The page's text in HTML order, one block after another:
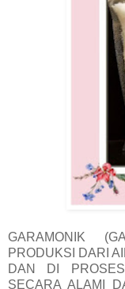
GARAMONIK
PRODUKSI DARI
DAN DI
SECARA ALAMI